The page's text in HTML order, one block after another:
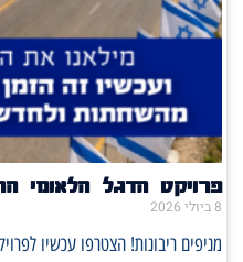
פרויקט הדגל הלאומי
8 ביולי 2026
מניפים ריבונות! הצטרפו עכשיו